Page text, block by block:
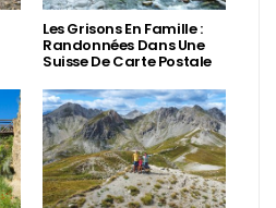
Les Grisons En Famille :
Randonnées Dans Une
Suisse De Carte Postale